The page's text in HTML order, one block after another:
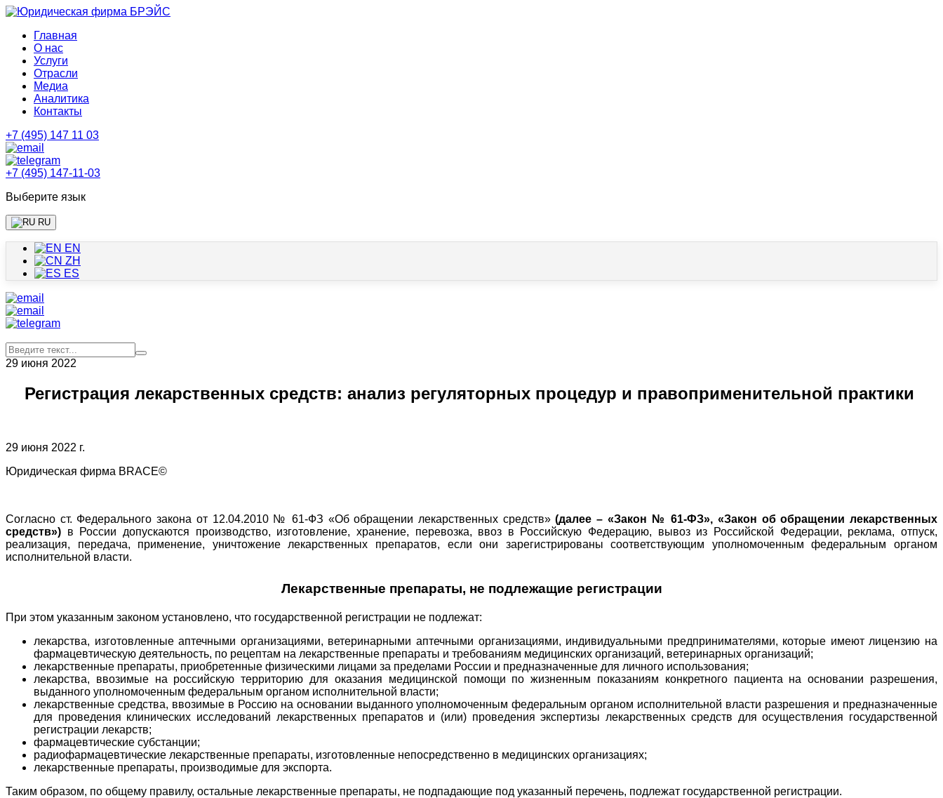
Главная
О нас
Услуги
Отрасли
Медиа
Аналитика
Контакты
+7 (495) 147 11 03
+7 (495) 147-11-03
Выберите язык
RU
EN
ZH
ES
29 июня 2022
Регистрация лекарственных средств: анализ регуляторных процедур и правоприменительной практики
29 июня 2022 г.
Юридическая фирма BRACE©
Согласно ст. Федерального закона от 12.04.2010 № 61-ФЗ «Об обращении лекарственных средств»(далее – «Закон № 61-ФЗ», «Закон об обращении лекарственных
средств») в России допускаются производство, изготовление, хранение, перевозка, ввоз в Российскую Федерацию, вывоз из Российской Федерации, реклама, отпуск,
реализация, передача, применение, уничтожение лекарственных препаратов, если они зарегистрированы соответствующим уполномоченным федеральным органом
исполнительной власти.
Лекарственные препараты, не подлежащие регистрации
При этом указанным законом установлено, что государственной регистрации не подлежат:
лекарства, изготовленные аптечными организациями, ветеринарными аптечными организациями, индивидуальными предпринимателями, которые имеют лицензию на
фармацевтическую деятельность, по рецептам на лекарственные препараты и требованиям медицинских организаций, ветеринарных организаций;
лекарственные препараты, приобретенные физическими лицами за пределами России и предназначенные для личного использования;
лекарства, ввозимые на российскую территорию для оказания медицинской помощи по жизненным показаниям конкретного пациента на основании разрешения,
выданного уполномоченным федеральным органом исполнительной власти;
лекарственные средства, ввозимые в Россию на основании выданного уполномоченным федеральным органом исполнительной власти разрешения и предназначенные
для проведения клинических исследований лекарственных препаратов и (или) проведения экспертизы лекарственных средств для осуществления государственной
регистрации лекарств;
фармацевтические субстанции;
радиофармацевтические лекарственные препараты, изготовленные непосредственно в медицинских организациях;
лекарственные препараты, производимые для экспорта.
Таким образом, по общему правилу, остальные лекарственные препараты, не подпадающие под указанный перечень, подлежат государственной регистрации.